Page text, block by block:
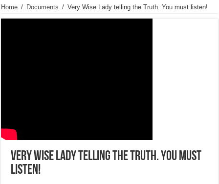
Home / Documents / Very Wise Lady telling the Truth. You must listen!
Very Wise Lady telling the Truth. You must
listen!